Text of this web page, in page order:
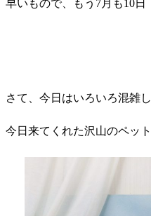
早いもので、もう7月も10
さて、今日はいろいろ混雑
今日来てくれた沢山のペッ